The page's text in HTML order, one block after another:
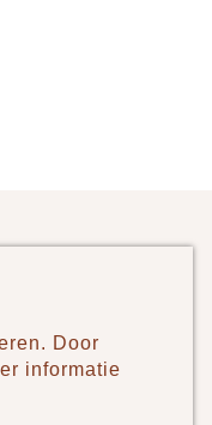
Door
informatie